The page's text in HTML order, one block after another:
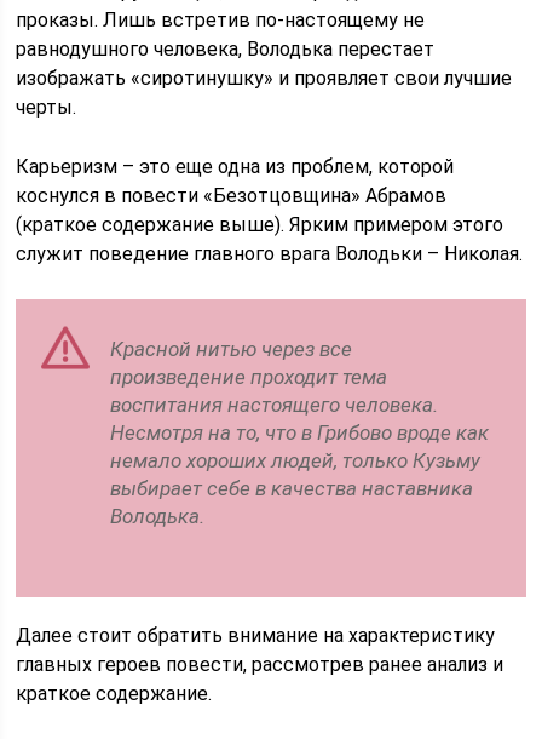
проказы. Лишь встретив по-настоящему не
равнодушного человека, Володька перестает
изображать «сиротинушку» и проявляет свои лучшие
черты.
Карьеризм – это еще одна из проблем, которой
коснулся в повести «Безотцовщина» Абрамов
(краткое содержание выше). Ярким примером этого
служит поведение главного врага Володьки – Николая.
Красной нитью через все
произведение проходит тема
воспитания настоящего человека.
Несмотря на то, что в Грибово вроде как
немало хороших людей, только Кузьму
выбирает себе в качества наставника
Володька.
Далее стоит обратить внимание на характеристику
главных героев повести, рассмотрев ранее анализ и
краткое содержание.